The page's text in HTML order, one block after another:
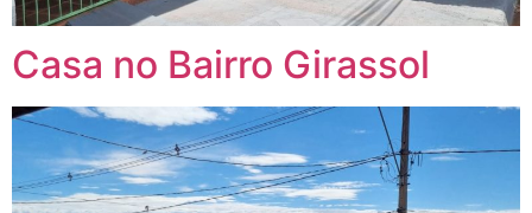
Casa no Bairro Girassol